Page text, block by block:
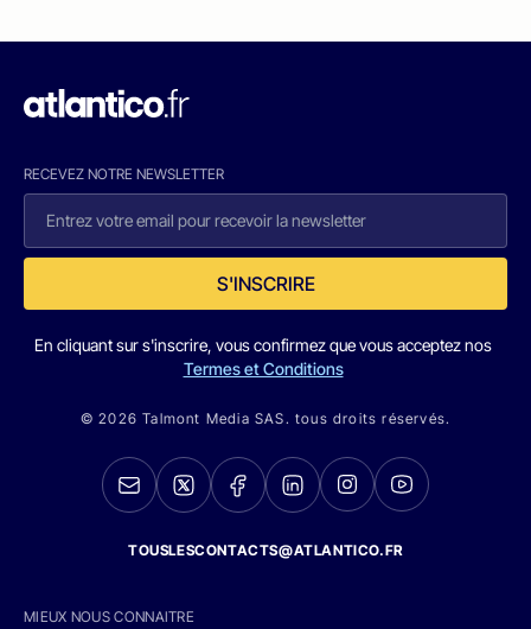
RECEVEZ NOTRE NEWSLETTER
S'INSCRIRE
En cliquant sur s'inscrire, vous confirmez que vous acceptez nos
Termes et Conditions
© 2026 Talmont Media SAS. tous droits réservés.
TOUSLESCONTACTS@ATLANTICO.FR
MIEUX NOUS CONNAITRE